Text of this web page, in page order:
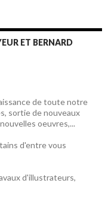
ET BERNARD
de toute notre
sortie de nouveaux
oeuvres,...
d'entre vous
d'illustrateurs,